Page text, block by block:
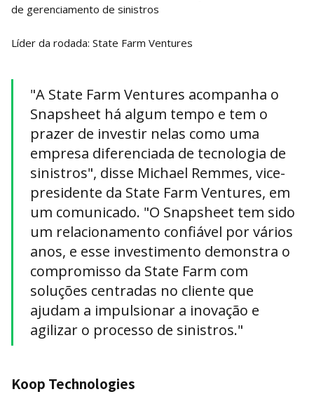
de gerenciamento de sinistros
Líder da rodada: State Farm Ventures
"A State Farm Ventures acompanha o
Snapsheet há algum tempo e tem o
prazer de investir nelas como uma
empresa diferenciada de tecnologia de
sinistros", disse Michael Remmes, vice-
presidente da State Farm Ventures, em
um comunicado. "O Snapsheet tem sido
um relacionamento confiável por vários
anos, e esse investimento demonstra o
compromisso da State Farm com
soluções centradas no cliente que
ajudam a impulsionar a inovação e
agilizar o processo de sinistros."
Koop Technologies